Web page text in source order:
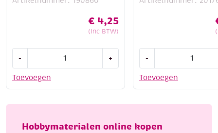
€ 4,25
(Inc BTW)
Toevoegen
-
cm
+
Toevoegen
-
100
aantal
Hobbymaterialen online kopen